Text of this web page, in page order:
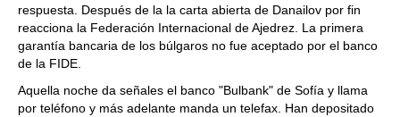
respuesta. Después de la la carta abierta de Danailov por fin
reacciona la Federación Internacional de Ajedrez. La primera
garantía bancaria de los búlgaros no fue aceptado por el banco
de la FIDE.
Aquella noche da señales el banco "Bulbank" de Sofía y llama
por teléfono y más adelante manda un telefax. Han depositado